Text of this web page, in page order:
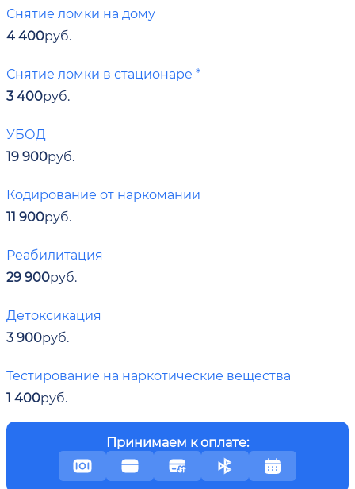
Снятие ломки на дому
4 400руб.
Снятие ломки в стационаре *
3 400руб.
УБОД
19 900руб.
Кодирование от наркомании
11 900руб.
Реабилитация
29 900руб.
Детоксикация
3 900руб.
Тестирование на наркотические вещества
1 400руб.
Принимаем к оплате: